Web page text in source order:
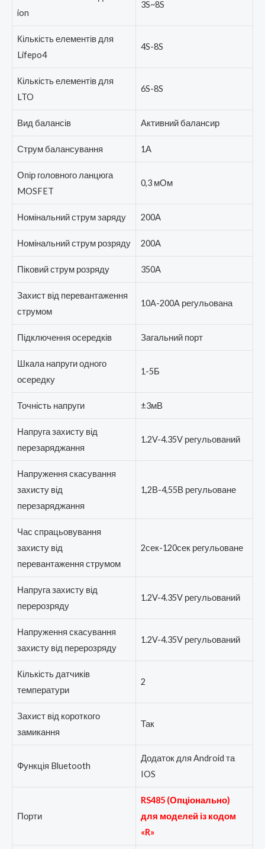
ion
3S~8S
Кількість елементів для
Lifepo4
4S-8S
Кількість елементів для
LTO
6S-8S
Вид балансів Активний балансир
Струм балансування 1А
Опір головного ланцюга
MOSFET
0,3 мОм
Номінальний струм заряду 200А
Номінальний струм розряду 200А
Піковий струм розряду 350А
Захист від перевантаження
струмом
10A-200A регульована
Підключення осередків Загальний порт
Шкала напруги одного
осередку
1-5Б
Точність напруги ±3мВ
Напруга захисту від
перезаряджання
1.2V-4.35V регульований
Напруження скасування
захисту від
перезаряджання
1,2В-4,55В регульоване
Час спрацьовування
захисту від
перевантаження струмом
2сек-120сек регульоване
Напруга захисту від
перерозряду
1.2V-4.35V регульований
Напруження скасування
захисту від перерозряду
1.2V-4.35V регульований
Кількість датчиків
температури
2
Захист від короткого
замикання
Так
Функція Bluetooth
Додаток для Android та
IOS
Порти
RS485 (Опціонально)
для моделей із кодом
«R»